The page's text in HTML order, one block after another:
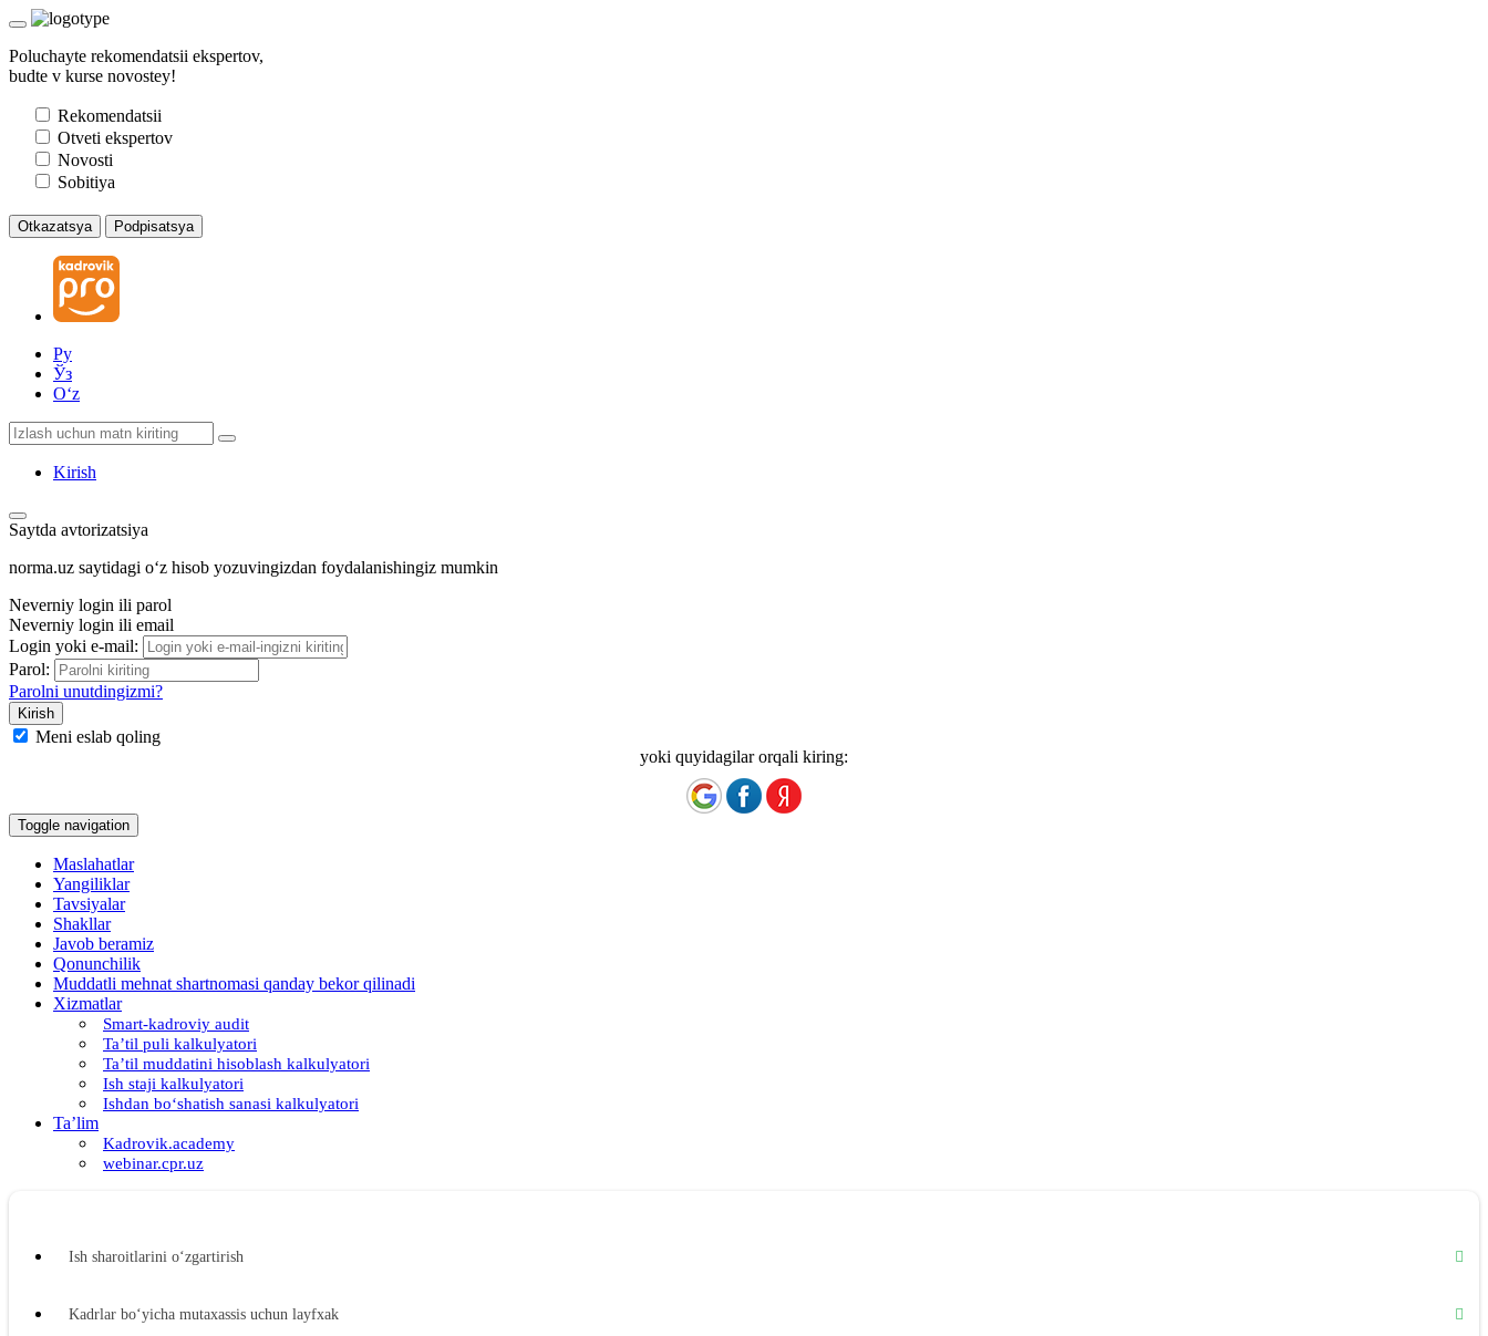
Poluchayte rekomendatsii ekspertov,
budte v kurse novostey!
Rekomendatsii
Otveti ekspertov
Novosti
Sobitiya
Otkazatsya Podpisatsya
Ру
Ўз
Oʻz
Kirish
Saytda avtorizatsiya
norma.uz saytidagi oʻz hisob yozuvingizdan foydalanishingiz mumkin
Neverniy login ili parol
Neverniy login ili email
Login yoki e-mail:
Parol:
Parolni unutdingizmi?
Meni eslab qoling
yoki quyidagilar orqali kiring:
Toggle navigation
Maslahatlar
Yangiliklar
Tavsiyalar
Shakllar
Javob beramiz
Qonunchilik
Muddatli mehnat shartnomasi qanday bekor qilinadi
Xizmatlar
Smart-kadroviy audit
Ta’til puli kalkulyatori
Ta’til muddatini hisoblash kalkulyatori
Ish staji kalkulyatori
Ishdan boʻshatish sanasi kalkulyatori
Ta’lim
Kadrovik.academy
webinar.cpr.uz
Ish sharoitlarini oʻzgartirish
Kadrlar boʻyicha mutaхassis uchun layfхak